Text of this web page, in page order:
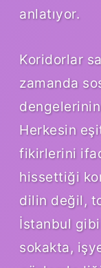
anlatıyor.
Koridorlar
zamanda
Herkesin
fikirlerini
hissettiği
dilin değil,
İstanbul
sokakta,